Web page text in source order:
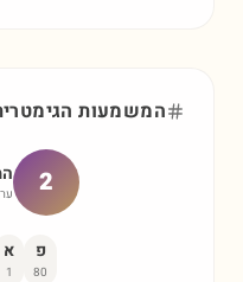
המשמעות
2
פ
80
א
1